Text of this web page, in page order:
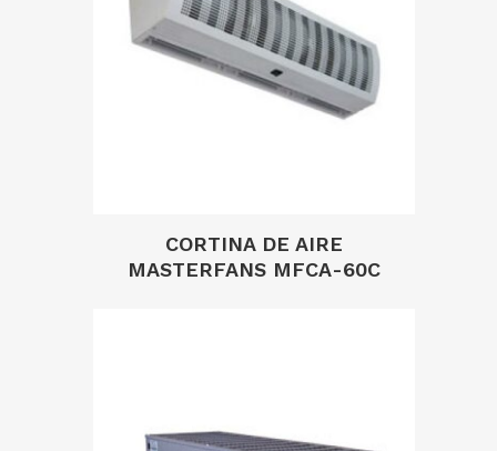
CORTINA DE AIRE
MASTERFANS MFCA-60C